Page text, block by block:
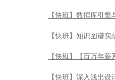
【快班】数据库引
【快班】知识图谱实
【快班】【百万年
【快班】深入浅出设